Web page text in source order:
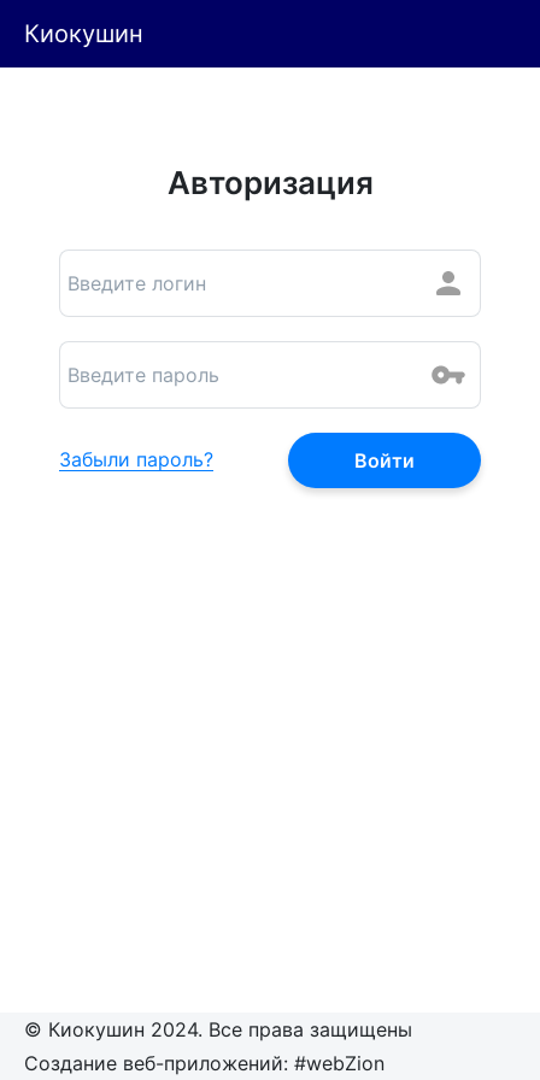
Киокушин
Авторизация
Забыли пароль?
© Киокушин 2024. Все права защищены
Создание веб-приложений: #webZion